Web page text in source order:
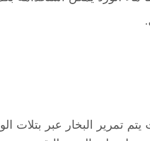
تمرير البخار عبر بتلات